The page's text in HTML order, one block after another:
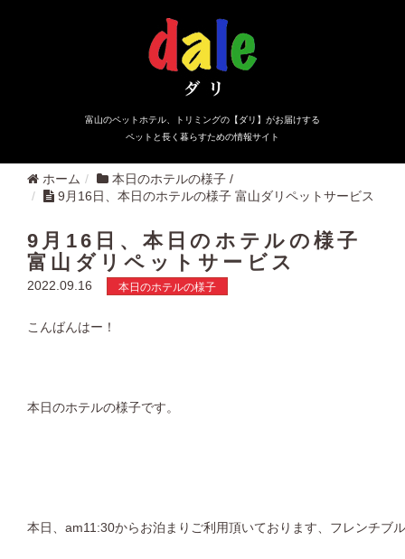
富山のペットホテル、トリミングの【ダリ】がお届けする
ペットと長く暮らすための情報サイト
ホーム 本日のホテルの様子 /
9月16日、本日のホテルの様子 富山ダリペットサービス
9月16日、本日のホテルの様子
富山ダリペットサービス
2022.09.16 本日のホテルの様子
こんばんはー！
本日のホテルの様子です。
本日、am11:30からお泊まりご利用頂いております、フレンチブ